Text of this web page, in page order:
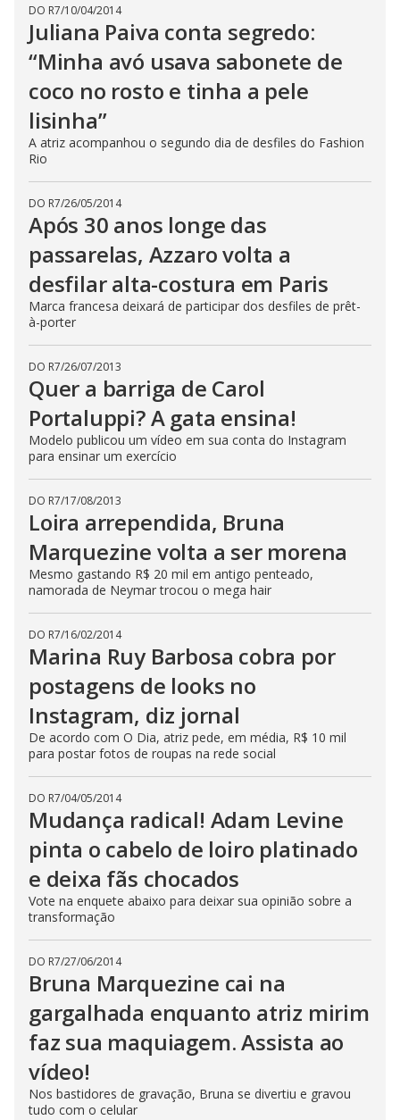
DO R7/10/04/2014
Juliana Paiva conta segredo:
“Minha avó usava sabonete de
coco no rosto e tinha a pele
lisinha”
A atriz acompanhou o segundo dia de desfiles do Fashion
Rio
DO R7/26/05/2014
Após 30 anos longe das
passarelas, Azzaro volta a
desfilar alta-costura em Paris
Marca francesa deixará de participar dos desfiles de prêt-
à-porter
DO R7/26/07/2013
Quer a barriga de Carol
Portaluppi? A gata ensina!
Modelo publicou um vídeo em sua conta do Instagram
para ensinar um exercício
DO R7/17/08/2013
Loira arrependida, Bruna
Marquezine volta a ser morena
Mesmo gastando R$ 20 mil em antigo penteado,
namorada de Neymar trocou o mega hair
DO R7/16/02/2014
Marina Ruy Barbosa cobra por
postagens de looks no
Instagram, diz jornal
De acordo com O Dia, atriz pede, em média, R$ 10 mil
para postar fotos de roupas na rede social
DO R7/04/05/2014
Mudança radical! Adam Levine
pinta o cabelo de loiro platinado
e deixa fãs chocados
Vote na enquete abaixo para deixar sua opinião sobre a
transformação
DO R7/27/06/2014
Bruna Marquezine cai na
gargalhada enquanto atriz mirim
faz sua maquiagem. Assista ao
vídeo!
Nos bastidores de gravação, Bruna se divertiu e gravou
tudo com o celular